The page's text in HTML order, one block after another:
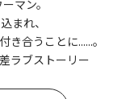
マン。
まれ、
合うことに......。
ラブストーリー